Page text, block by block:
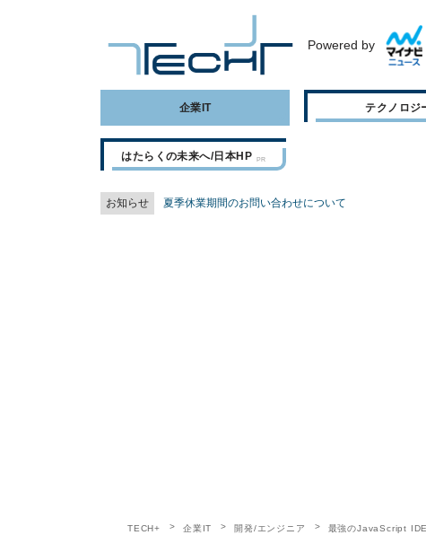
Powered by
企業IT テクノロジ
はたらくの未来へ/日本HP
お知らせ 夏季休業期間のお問い合わせについて
TECH+ 企業IT 開発/エンジニア 最強のJavaScript